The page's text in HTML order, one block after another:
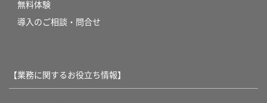
無料体験
導入のご相談・問合せ
【業務に関するお役立ち情報】